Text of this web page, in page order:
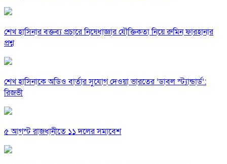
শেখ হাসিনার বক্তব্য প্রচারে নিষেধাজ্ঞার যৌক্তিকতা নিয়ে রুমিন ফারহানার
প্রশ্ন
শেখ হাসিনাকে অডিও বার্তার সুযোগ দেওয়া ভারতের ‘ডাবল স্ট্যান্ডার্ড’:
রিজভী
৫ আগস্ট রাজধানীতে ১১ দলের সমাবেশ